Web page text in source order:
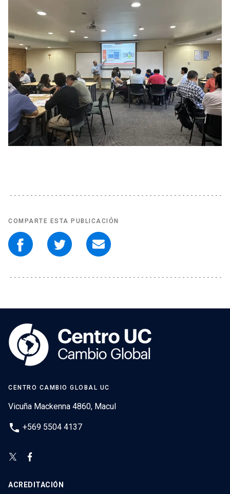
COMPARTE ESTA PUBLICACIÓN
CENTRO CAMBIO GLOBAL UC
Vicuña Mackenna 4860, Macul
phone +569 5504 4137
ACREDITACIÓN